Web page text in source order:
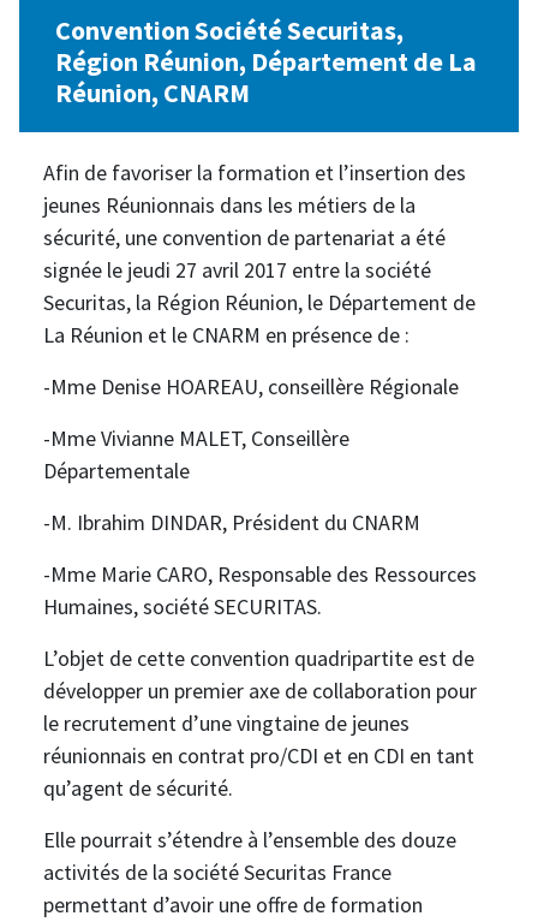
Convention Société Securitas,
Région Réunion, Département de La
Réunion, CNARM
Afin de favoriser la formation et l’insertion des
jeunes Réunionnais dans les métiers de la
sécurité, une convention de partenariat a été
signée le jeudi 27 avril 2017 entre la société
Securitas, la Région Réunion, le Département de
La Réunion et le CNARM en présence de :
-Mme Denise HOAREAU, conseillère Régionale
-Mme Vivianne MALET, Conseillère
Départementale
-M. Ibrahim DINDAR, Président du CNARM
-Mme Marie CARO, Responsable des Ressources
Humaines, société SECURITAS.
L’objet de cette convention quadripartite est de
développer un premier axe de collaboration pour
le recrutement d’une vingtaine de jeunes
réunionnais en contrat pro/CDI et en CDI en tant
qu’agent de sécurité.
Elle pourrait s’étendre à l’ensemble des douze
activités de la société Securitas France
permettant d’avoir une offre de formation